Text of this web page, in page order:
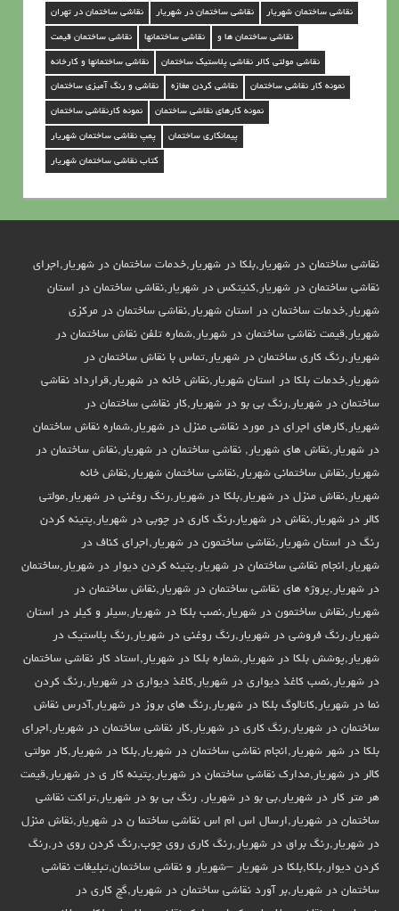
نقاشی ساختمان در تهران نقاشی ساختمان در شهریار نقاشی ساختمان شهریار
نقاشی ساختمان قیمت نقاشی ساختمانها نقاشی ساختمان ها و
نقاشی ساختمانها و کارخانه نقاشی مولتی کالر نقاشی پلاستیک ساختمان
نقاشی و رنگ آمیزی ساختمان نقاشی کردن مغازه نمونه کار نقاشی ساختمان
نمونه کارنقاشی ساختمان نمونه کارهای نقاشی ساختمان
پمپ نقاشی ساختمان شهریار پیمانکاری ساختمان
کتاب نقاشی ساختمان شهریار
نقاشی ساختمان در شهریار,بلکا در شهریار,خدمات ساختمان در شهریار,اجرای
نقاشی ساختمان در شهریار,کنیتکس در شهریار,نقاشی ساختمان در استان
شهریار,خدمات ساختمان در استان شهریار,نقاشی ساختمان در مرکزی
شهریار,قیمت نقاشی ساختمان در شهریار,شماره تلفن نقاش ساختمان در
شهریار,رنگ کاری ساختمان در شهریار,تماس با نقاش ساختمان در
شهریار,خدمات بلکا در استان شهریار,نقاش خانه در شهریار,قرارداد نقاشی
ساختمان در شهریار,رنگ بی بو در شهریار,کار نقاشی ساختمان در
شهریار,کارهای اجرای در مورد نقاشی منزل در شهریار,شماره نقاش ساختمان
در شهریار,نقاش های شهریار, نقاشی ساختمان در شهریار,نقاش ساختمان در
شهریار,نقاش ساختمانی شهریار,نقاشی ساختمان شهریار,نقاش خانه
شهریار,نقاش منزل در شهریار,بلکا در شهریار,رنگ روغنی در شهریار,مولتی
کالر در شهریار,نقاش در شهریار،رنگ کاری در چوبی در شهریار,پتینه کردن
رنگ در استان شهریار,نقاشی ساختمون در شهریار,اجرای کناف در
شهریار,انجام نقاشی ساختمان در شهریار,پتینه کردن دیوار در شهریار,ساختمان
در شهریار,پروژه های نقاشی ساختمان در شهریار,نقاش ساختمان در
شهریار,نقاش ساختمون در شهریار,نصب بلکا در شهریار,سیلر و کیلر در استان
شهریار,رنگ فروشی در شهریار,رنگ روغنی در شهریار,رنگ پلاستیک در
شهریار,پوشش بلکا در شهریار,شماره بلکا در شهریار,استاد کار نقاشی ساختمان
در شهریار,نصب کاغذ دیواری در شهریار,کاغذ دیواری در شهریار,رنگ کردن
نما در شهریار,کاتالوگ بلکا در شهریار,رنگ های بروز در شهریار,آدرس نقاش
ساختمان در شهریار,رنگ کاری در شهریار,کار نقاشی ساختمان در شهریار,اجرای
بلکا در شهر شهریار,انجام نقاشی ساختمان در شهریار,بلکا در شهریار,کار مولتی
کالر در شهریار,مدارک نقاشی ساختمان در شهریار,پتینه کار ی در شهریار,قیمت
هر متر کار در شهریار,بی بو در شهریار, رنگ بی بو در شهریار,تراکت نقاشی
ساختمان در شهریار,ارسال اس ام اس نقاشی ساختما ن در شهریار,نقاش منزل
در شهریار,رنگ براق در شهریار,رنگ کاری روی چوب,رنگ کردن روی در,رنگ
کردن دیوار,بلکا,بلکا در شهریار –شهریار و نقاشی ساختمان,تبلیغات نقاشی
ساختمان در شهریار,بر آورد نقاشی ساختمان در شهریار,گچ کاری در